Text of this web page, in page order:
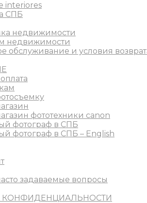
interiores
СПБ
недвижимости
недвижимости
обслуживание и условия
фототехники canon
фотограф в СПБ
фотограф в СПБ – English
задаваемые вопросы
КОНФИДЕНЦИАЛЬНОСТИ